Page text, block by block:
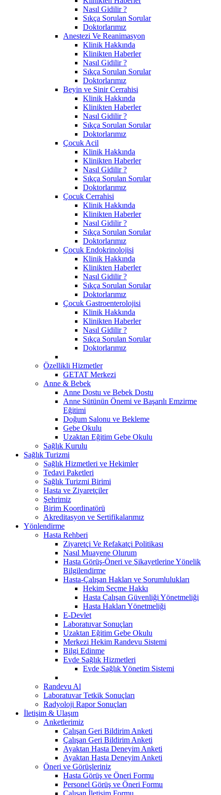
Nasıl Gidilir ?
Sıkça Sorulan Sorular
Doktorlarımız
Anestezi Ve Reanimasyon
Klinik Hakkında
Klinikten Haberler
Nasıl Gidilir ?
Sıkça Sorulan Sorular
Doktorlarımız
Beyin ve Sinir Cerrahisi
Klinik Hakkında
Klinikten Haberler
Nasıl Gidilir ?
Sıkça Sorulan Sorular
Doktorlarımız
Çocuk Acil
Klinik Hakkında
Klinikten Haberler
Nasıl Gidilir ?
Sıkça Sorulan Sorular
Doktorlarımız
Çocuk Cerrahisi
Klinik Hakkında
Klinikten Haberler
Nasıl Gidilir ?
Sıkça Sorulan Sorular
Doktorlarımız
Çocuk Endokrinolojisi
Klinik Hakkında
Klinikten Haberler
Nasıl Gidilir ?
Sıkça Sorulan Sorular
Doktorlarımız
Çocuk Gastroenterolojisi
Klinik Hakkında
Klinikten Haberler
Nasıl Gidilir ?
Sıkça Sorulan Sorular
Doktorlarımız
Özellikli Hizmetler
GETAT Merkezi
Anne & Bebek
Anne Dostu ve Bebek Dostu
Anne Sütünün Önemi ve Başarılı Emzirme
Eğitimi
Doğum Salonu ve Bekleme
Gebe Okulu
Uzaktan Eğitim Gebe Okulu
Sağlık Kurulu
Sağlık Turizmi
Sağlık Hizmetleri ve Hekimler
Tedavi Paketleri
Sağlık Turizmi Birimi
Hasta ve Ziyaretçiler
Şehrimiz
Birim Koordinatörü
Akreditasyon ve Sertifikalarımız
Yönlendirme
Hasta Rehberi
Ziyaretçi Ve Refakatçi Politikası
Nasıl Muayene Olurum
Hasta Görüş-Öneri ve Şikayetlerine Yönelik
Bilgilendirme
Hasta-Çalışan Hakları ve Sorumlulukları
Hekim Seçme Hakkı
Hasta Çalışan Güvenliği Yönetmeliği
Hasta Hakları Yönetmeliği
E-Devlet
Laboratuvar Sonuçları
Uzaktan Eğitim Gebe Okulu
Merkezi Hekim Randevu Sistemi
Bilgi Edinme
Evde Sağlık Hizmetleri
Evde Sağlık Yönetim Sistemi
Randevu Al
Laboratuvar Tetkik Sonuçları
Radyoloji Rapor Sonuçları
İletişim & Ulaşım
Anketlerimiz
Çalışan Geri Bildirim Anketi
Çalışan Geri Bildirim Anketi
Ayaktan Hasta Deneyim Anketi
Ayaktan Hasta Deneyim Anketi
Öneri ve Görüşleriniz
Hasta Görüş ve Öneri Formu
Personel Görüş ve Öneri Formu
Çalışan İletişim Formu